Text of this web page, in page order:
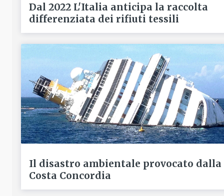
Dal 2022 L'Italia anticipa la raccolta
differenziata dei rifiuti tessili
Il disastro ambientale provocato dalla
Costa Concordia